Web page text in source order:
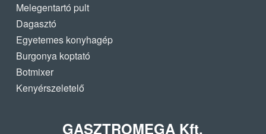
Melegentartó pult
Dagasztó
Egyetemes konyhagép
Burgonya koptató
Botmixer
Kenyérszeletelő
GASZTROMEGA Kft.